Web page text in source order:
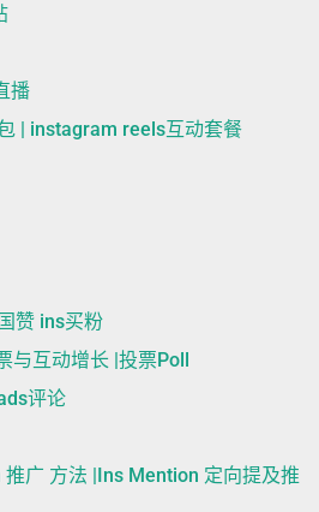
播
| instagram reels互动套餐
赞 ins买粉
与互动增长 |投票Poll
评论
广 方法 |Ins Mention 定向提及推